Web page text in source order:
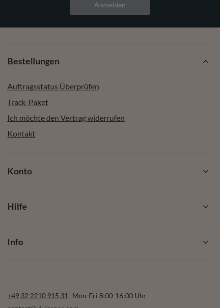
Anmelden
Bestellungen
Auftragsstatus Überprüfen
Track-Paket
Ich möchte den Vertrag widerrufen
Kontakt
Konto
Hilfe
Info
+49 32 2210 915 31
Mon-Fri 8:00-16:00 Uhr